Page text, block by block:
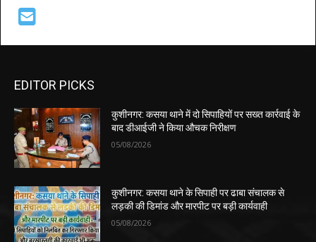
EDITOR PICKS
कुशीनगर: कसया थाने में दो सिपाहियों पर सख्त कार्रवाई के
बाद डीआईजी ने किया औचक निरीक्षण
05/08/2026
कुशीनगर: कसया थाने के सिपाही पर ढाबा संचालक से
लड़की की डिमांड और मारपीट पर बड़ी कार्यवाही
05/08/2026